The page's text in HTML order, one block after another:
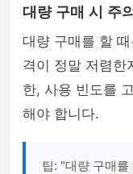
대량 구매 시 주
대량 구매를 할 때
격이 정말 저렴한
한, 사용 빈도를
해야 합니다.
팁: "대량 구매